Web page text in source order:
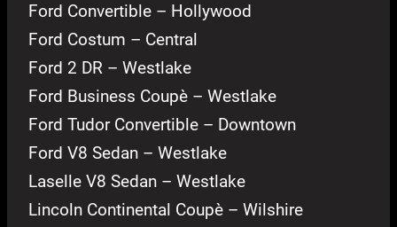
Ford Convertible – Hollywood
Ford Costum – Central
Ford 2 DR – Westlake
Ford Business Coupè – Westlake
Ford Tudor Convertible – Downtown
Ford V8 Sedan – Westlake
Laselle V8 Sedan – Westlake
Lincoln Continental Coupè – Wilshire